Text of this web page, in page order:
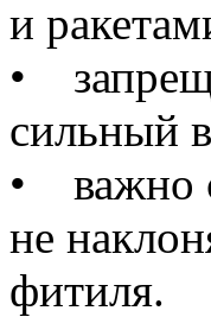
и
•
сильный
• важно
не
фитиля.